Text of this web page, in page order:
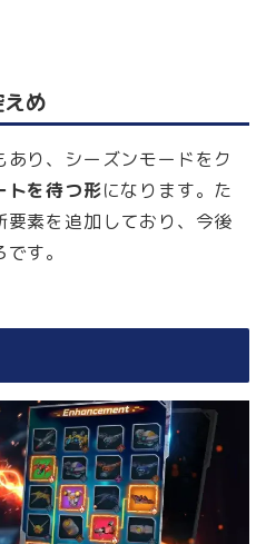
め
り、シーズンモードをク
トを待つ形になります。た
素を追加しており、今後
す。